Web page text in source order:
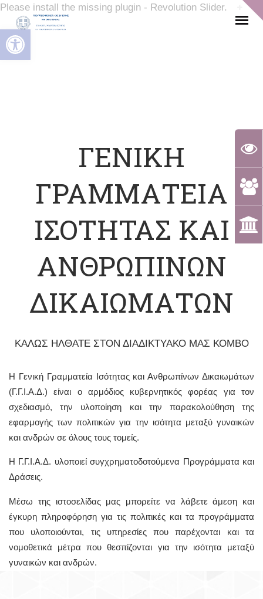
Ανοίξτε τη γραμμή εργαλείων
Please install the missing plugin - Revolution Slider.
ΓΕΝΙΚΗ
ΓΡΑΜΜΑΤΕΙΑ
ΙΣΟΤΗΤΑΣ ΚΑΙ
ΑΝΘΡΩΠΙΝΩΝ
ΔΙΚΑΙΩΜΑΤΩΝ
ΚΑΛΩΣ ΗΛΘΑΤΕ ΣΤΟΝ ΔΙΑΔΙΚΤΥΑΚΟ ΜΑΣ ΚΟΜΒΟ
Η Γενική Γραμματεία Ισότητας και Ανθρωπίνων Δικαιωμάτων
(Γ.Γ.Ι.Α.Δ.) είναι ο αρμόδιος κυβερνητικός φορέας για τον
σχεδιασμό, την υλοποίηση και την παρακολούθηση της
εφαρμογής των πολιτικών για την ισότητα μεταξύ γυναικών
και ανδρών σε όλους τους τομείς.
Η Γ.Γ.Ι.Α.Δ. υλοποιεί συγχρηματοδοτούμενα Προγράμματα και
Δράσεις.
Μέσω της ιστοσελίδας μας μπορείτε να λάβετε άμεση και
έγκυρη πληροφόρηση για τις πολιτικές και τα προγράμματα
που υλοποιούνται, τις υπηρεσίες που παρέχονται και τα
νομοθετικά μέτρα που θεσπίζονται για την ισότητα μεταξύ
γυναικών και ανδρών.